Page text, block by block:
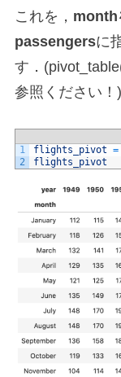
これを， month
passengersに
す．
参照ください！)
1
2
flights_pivot =
flights_pivot